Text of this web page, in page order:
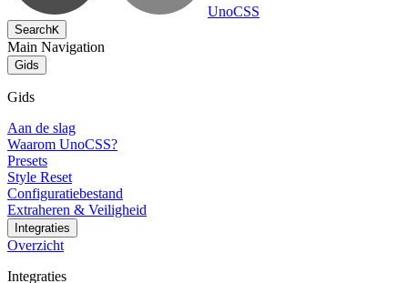
UnoCSS
SearchK
Main Navigation
Gids
Gids
Aan de slag
Waarom UnoCSS?
Presets
Style Reset
Configuratiebestand
Extraheren & Veiligheid
Integraties
Overzicht
Integraties